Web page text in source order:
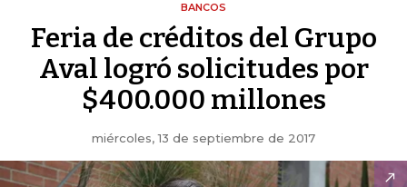
BANCOS
Feria de créditos del Grupo
Aval logró solicitudes por
$400.000 millones
miércoles, 13 de septiembre de 2017